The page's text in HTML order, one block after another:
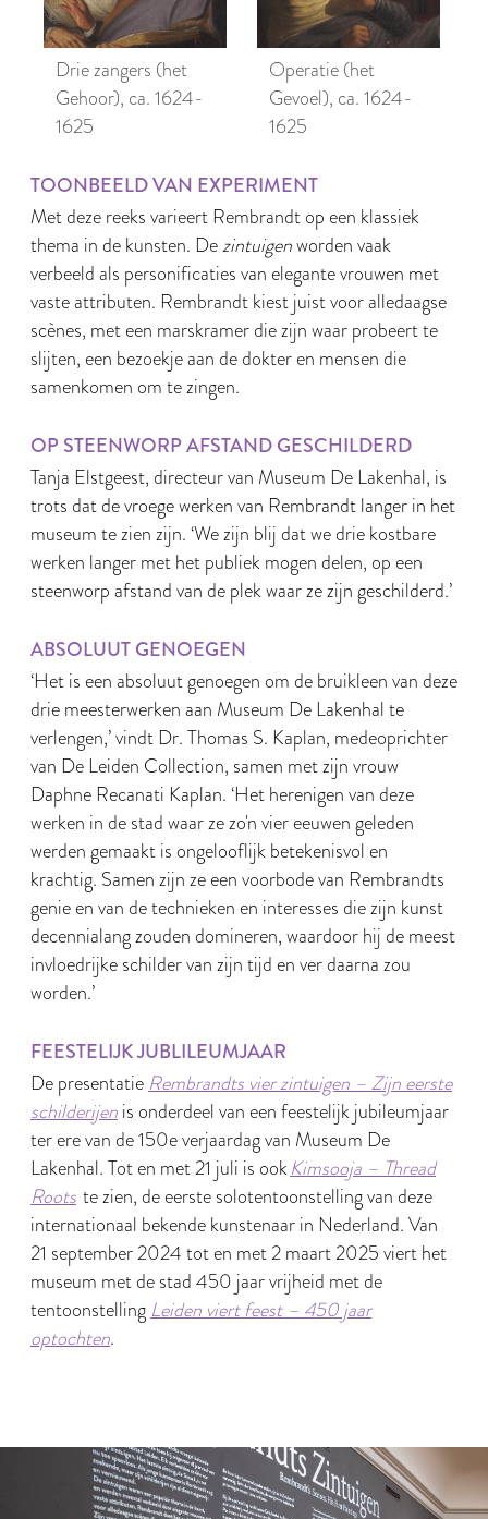
Drie zangers (het
Gehoor), ca. 1624-
1625
Operatie (het
Gevoel), ca. 1624-
1625
TOONBEELD VAN EXPERIMENT
Met deze reeks varieert Rembrandt op een klassiek
thema in de kunsten. Dezintuigenworden vaak
verbeeld als personificaties van elegante vrouwen met
vaste attributen. Rembrandt kiest juist voor alledaagse
scènes, met een marskramer die zijn waar probeert te
slijten, een bezoekje aan de dokter en mensen die
samenkomen om te zingen.
OP STEENWORP AFSTAND GESCHILDERD
Tanja Elstgeest, directeur van Museum De Lakenhal, is
trots dat de vroege werken van Rembrandt langer in het
museum te zien zijn. ‘We zijn blij dat we drie kostbare
werken langer met het publiek mogen delen, op een
steenworp afstand van de plek waar ze zijn geschilderd.’
ABSOLUUT GENOEGEN
‘Het is een absoluut genoegen om de bruikleen van deze
drie meesterwerken aan Museum De Lakenhal te
verlengen,’ vindt Dr. Thomas S. Kaplan, medeoprichter
van De Leiden Collection, samen met zijn vrouw
Daphne Recanati Kaplan. ‘Het herenigen van deze
werken in de stad waar ze zo'n vier eeuwen geleden
werden gemaakt is ongelooflijk betekenisvol en
krachtig. Samen zijn ze een voorbode van Rembrandts
genie en van de technieken en interesses die zijn kunst
decennialang zouden domineren, waardoor hij de meest
invloedrijke schilder van zijn tijd en ver daarna zou
worden.’
FEESTELIJK JUBLILEUMJAAR
De presentatie Rembrandts vier zintuigen – Zijn eerste
schilderijenis onderdeel van een feestelijk jubileumjaar
ter ere van de 150e verjaardag van Museum De
Lakenhal. Tot en met 21 juli is ookKimsooja – Thread
Roots te zien, de eerste solotentoonstelling van deze
internationaal bekende kunstenaar in Nederland. Van
21 september 2024 tot en met 2 maart 2025 viert het
museum met de stad 450 jaar vrijheid met de
tentoonstelling Leiden viert feest – 450 jaar
optochten.